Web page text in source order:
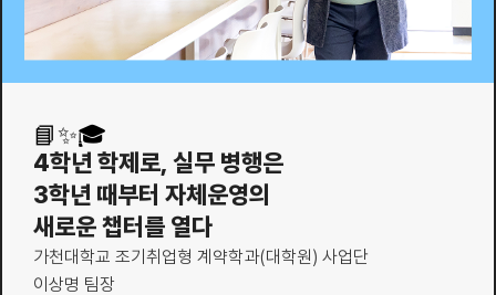
📘✨🎓
4학년 학제로, 실무 병행은
3학년 때부터 자체운영의
새로운 챕터를 열다
가천대학교 조기취업형 계약학과(대학원) 사업단
이상명 팀장